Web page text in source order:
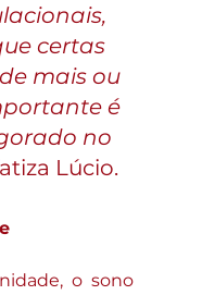
certas
mais ou
é
no
Lúcio.
o sono